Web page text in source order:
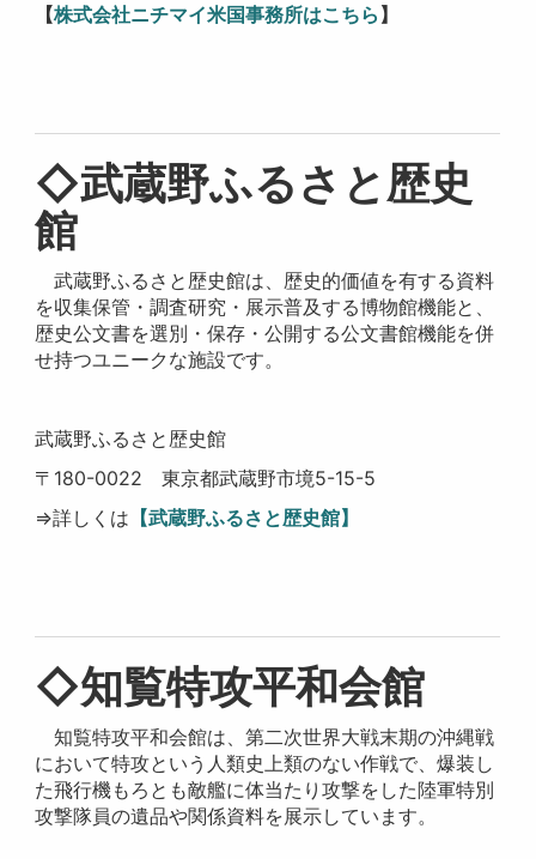
【株式会社ニチマイ米国事務所はこちら 】
◇武蔵野ふるさと歴史
館
武蔵野ふるさと歴史館は、歴史的価値を有する資料
を収集保管・調査研究・展示普及する博物館機能と、
歴史公文書を選別・保存・公開する公文書館機能を併
せ持つユニークな施設です。
武蔵野ふるさと歴史館
〒180-0022 東京都武蔵野市境5-15-5
⇒詳しくは 【武蔵野ふるさと歴史館】
◇知覧特攻平和会館
知覧特攻平和会館は、第二次世界大戦末期の沖縄戦
において特攻という人類史上類のない作戦で、爆装し
た飛行機もろとも敵艦に体当たり攻撃をした陸軍特別
攻撃隊員の遺品や関係資料を展示しています。